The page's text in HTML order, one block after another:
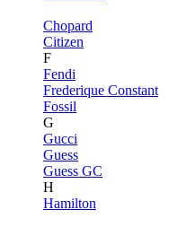
Chopard
Citizen
F
Fendi
Frederique Constant
Fossil
G
Gucci
Guess
Guess GC
H
Hamilton